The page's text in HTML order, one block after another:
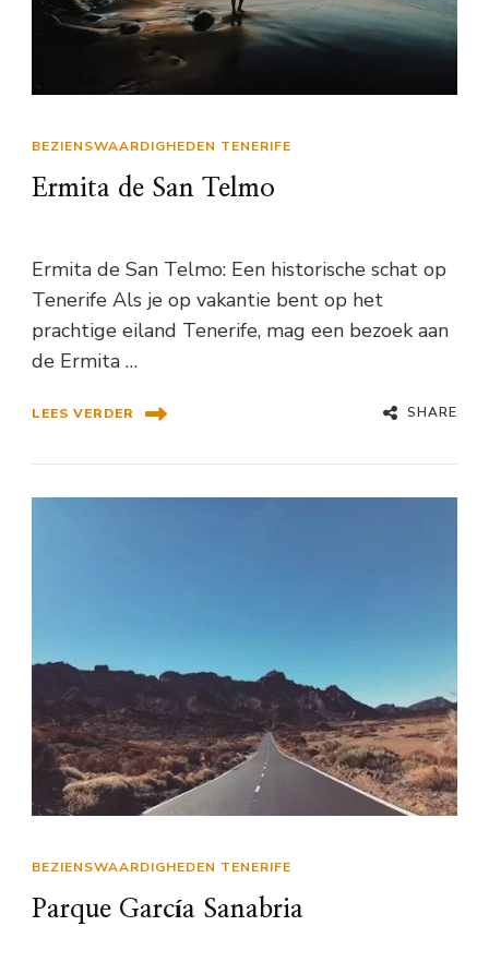
BEZIENSWAARDIGHEDEN TENERIFE
Ermita de San Telmo
Ermita de San Telmo: Een historische schat op
Tenerife Als je op vakantie bent op het
prachtige eiland Tenerife, mag een bezoek aan
de Ermita …
LEES VERDER SHARE
BEZIENSWAARDIGHEDEN TENERIFE
Parque García Sanabria